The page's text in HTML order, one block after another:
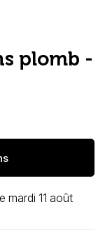
plomb -
mardi 11 août